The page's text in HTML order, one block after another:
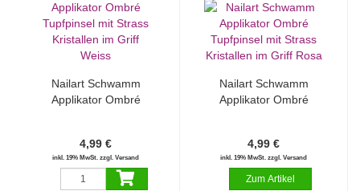
Nailart Schwamm
Applikator Ombré
Weiss
4,99 €
inkl. 19% MwSt. zzgl. Versand
Nailart Schwamm
Applikator Ombré
4,99 €
inkl. 19% MwSt. zzgl. Versand